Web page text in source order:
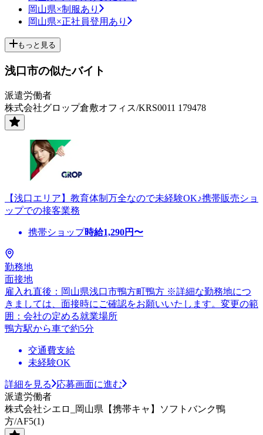
岡山県×制服あり
岡山県×正社員登用あり
もっと見る
浅口市の似たバイト
派遣労働者
株式会社グロップ倉敷オフィス/KRS0011 179478
【浅口エリア】教育体制万全なので未経験OK♪携帯販売ショ
ップでの接客業務
携帯ショップ時給1,290円〜
勤務地
面接地
雇入れ直後：岡山県浅口市鴨方町鴨方 ※詳細な勤務地につ
きましては、面接時にご確認をお願いいたします。変更の範
囲：会社の定める就業場所
鴨方駅から車で約5分
交通費支給
未経験OK
詳細を見る
応募画面に進む
派遣労働者
株式会社シエロ_岡山県【携帯キャ】ソフトバンク鴨
方/AF5(1)